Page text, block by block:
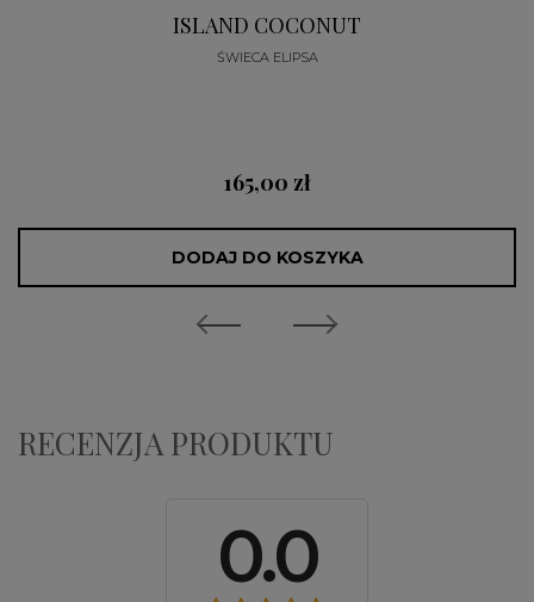
ISLAND COCONUT
ŚWIECA ELIPSA
165,00 zł
DODAJ DO KOSZYKA
RECENZJA PRODUKTU
0.0